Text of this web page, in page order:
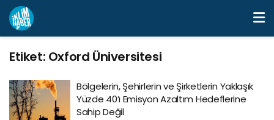
Etiket: Oxford Üniversitesi
Bölgelerin, Şehirlerin ve Şirketlerin Yaklaşık
Yüzde 40’ı Emisyon Azaltım Hedeflerine
Sahip Değil